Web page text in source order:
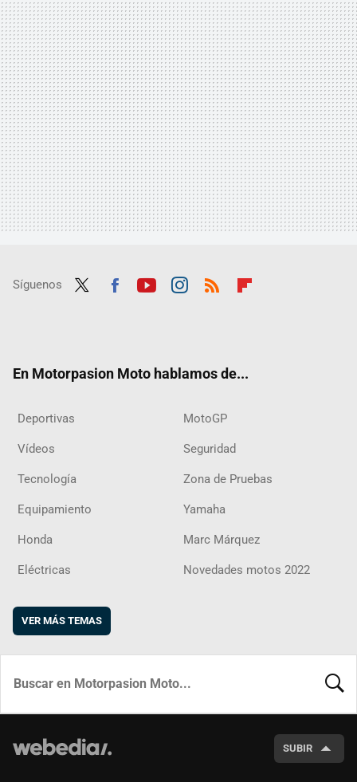
Síguenos
En Motorpasion Moto hablamos de...
Deportivas MotoGP
Vídeos Seguridad
Tecnología Zona de Pruebas
Equipamiento Yamaha
Honda Marc Márquez
Eléctricas Novedades motos 2022
VER MÁS TEMAS
SUBIR